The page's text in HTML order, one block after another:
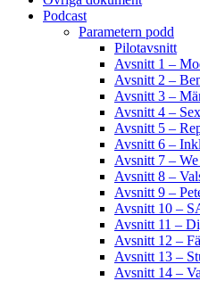
Podcast
Parametern podd
Pilotavsnitt
Avsnitt 1 –
Avsnitt 2 –
Avsnitt 3 –
Avsnitt 4 –
Avsnitt 5 –
Avsnitt 6 –
Avsnitt 7 –
Avsnitt 8 –
Avsnitt 9 –
Avsnitt 10 –
Avsnitt 11 –
Avsnitt 12 –
Avsnitt 13 –
Avsnitt 14 –